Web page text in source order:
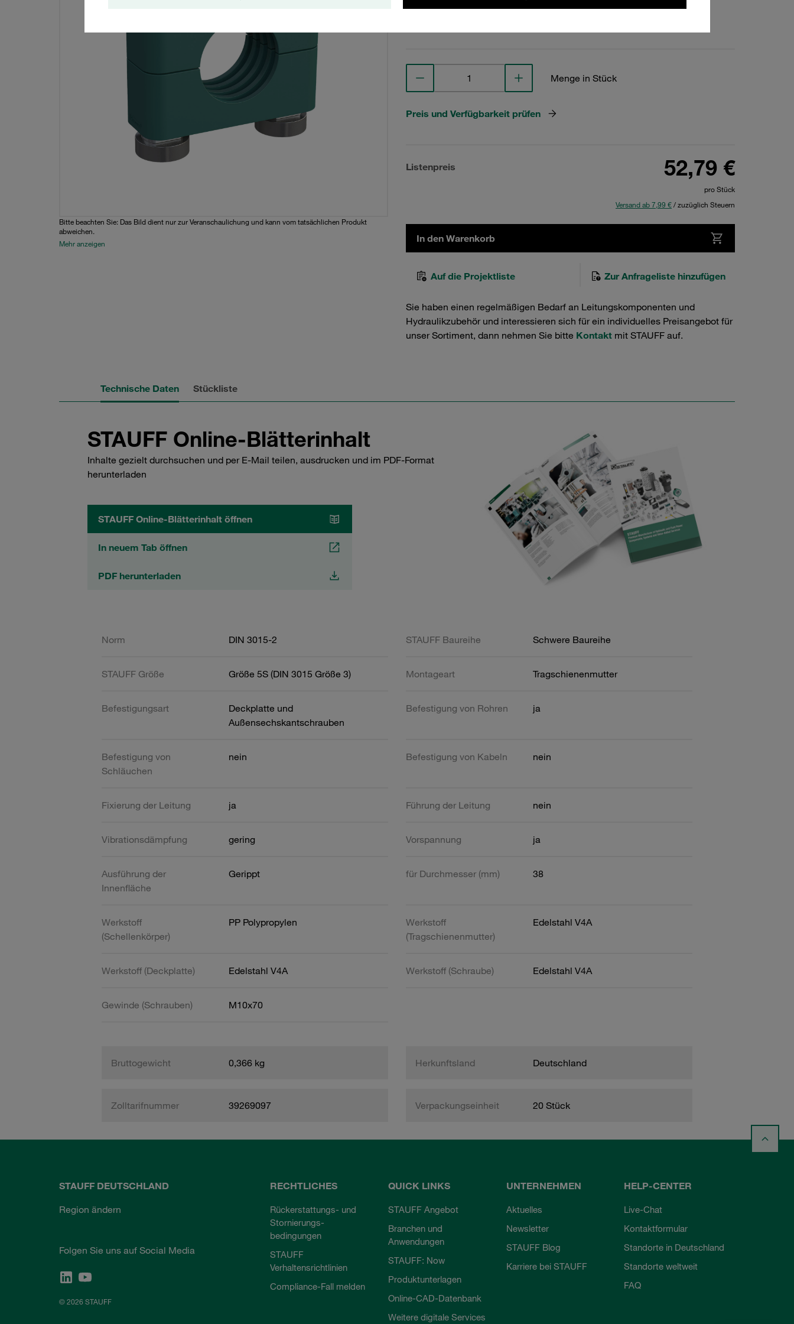
Bitte beachten Sie: Das Bild dient nur zur Veranschaulichung und kann vom tatsächlichen Produkt
abweichen.
Mehr anzeigen
Menge in Stück
Preis und Verfügbarkeit prüfen
Listenpreis 52,79 €
pro Stück
Versand ab 7,99 €/ zuzüglich Steuern
In den Warenkorb
Auf die Projektliste Zur Anfrageliste hinzufügen
Sie haben einen regelmäßigen Bedarf an Leitungskomponenten und
Hydraulikzubehör und interessieren sich für ein individuelles Preisangebot für
unser Sortiment, dann nehmen Sie bitte Kontakt mit STAUFF auf.
Technische Daten Stückliste
STAUFF Online-Blätterinhalt
Inhalte gezielt durchsuchen und per E-Mail teilen, ausdrucken und im PDF-Format
herunterladen
STAUFF Online-Blätterinhalt öffnen
In neuem Tab öffnen
PDF herunterladen
Norm DIN 3015-2 STAUFF Baureihe Schwere Baureihe
STAUFF Größe Größe 5S (DIN 3015 Größe 3) Montageart Tragschienenmutter
Befestigungsart
Deckplatte und
Außensechskantschrauben
Befestigung von Rohren ja
Befestigung von
Schläuchen
nein Befestigung von Kabeln nein
Fixierung der Leitung ja Führung der Leitung nein
Vibrationsdämpfung gering Vorspannung ja
Ausführung der
Innenfläche
Gerippt für Durchmesser (mm) 38
Werkstoff
(Schellenkörper)
PP Polypropylen
Werkstoff
(Tragschienenmutter)
Edelstahl V4A
Werkstoff (Deckplatte) Edelstahl V4A Werkstoff (Schraube) Edelstahl V4A
Gewinde (Schrauben) M10x70
Bruttogewicht 0,366 kg Herkunftsland Deutschland
Zolltarifnummer 39269097 Verpackungseinheit 20 Stück
STAUFF DEUTSCHLAND
Region ändern
Folgen Sie uns auf Social Media
© 2026 STAUFF
RECHTLICHES
Rückerstattungs- und
Stornierungs-
bedingungen
STAUFF
Verhaltensrichtlinien
Compliance-Fall melden
QUICK LINKS
STAUFF Angebot
Branchen und
Anwendungen
STAUFF: Now
Produktunterlagen
Online-CAD-Datenbank
Weitere digitale Services
UNTERNEHMEN
Aktuelles
Newsletter
STAUFF Blog
Karriere bei STAUFF
HELP-CENTER
Live-Chat
Kontaktformular
Standorte in Deutschland
Standorte weltweit
FAQ